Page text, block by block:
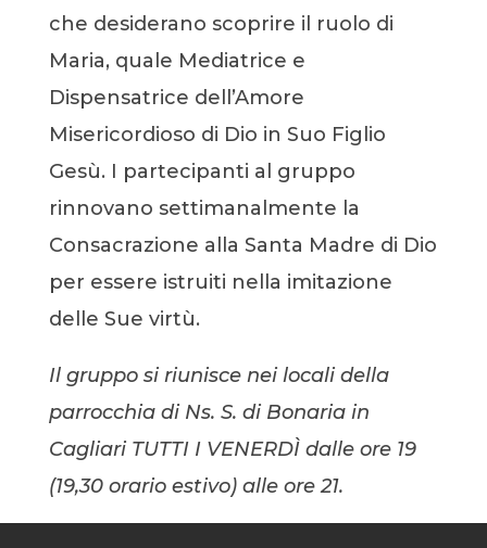
che desiderano scoprire il ruolo di
Maria, quale Mediatrice e
Dispensatrice dell’Amore
Misericordioso di Dio in Suo Figlio
Gesù. I partecipanti al gruppo
rinnovano settimanalmente la
Consacrazione alla Santa Madre di Dio
per essere istruiti nella imitazione
delle Sue virtù.
Il gruppo si riunisce nei locali della
parrocchia di Ns. S. di Bonaria in
Cagliari TUTTI I VENERDÌ dalle ore 19
(19,30 orario estivo) alle ore 21.